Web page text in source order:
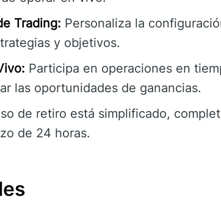
Trading: Personaliza la
y objetivos.
Participa en operaciones en
las oportunidades de ganancias.
de retiro está simplificado,
de 24 horas.